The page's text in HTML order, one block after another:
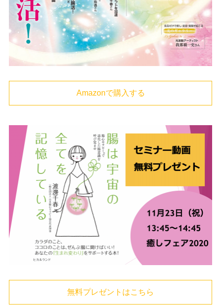
Amazonで購入する
無料プレゼントはこちら